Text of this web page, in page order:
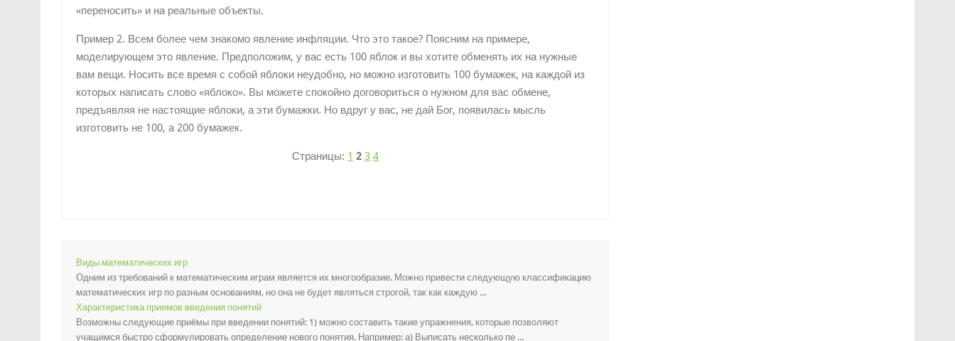
«переносить» и на реальные объекты.
Пример 2. Всем более чем знакомо явление инфляции. Что это такое? Поясним на примере,
моделирующем это явление. Предположим, у вас есть 100 яблок и вы хотите обменять их на нужные
вам вещи. Носить все время с собой яблоки неудобно, но можно изготовить 100 бумажек, на каждой из
которых написать слово «яблоко». Вы можете спокойно договориться о нужном для вас обмене,
предъявляя не настоящие яблоки, а эти бумажки. Но вдруг у вас, не дай Бог, появилась мысль
изготовить не 100, а 200 бумажек.
Страницы: 1 2 3 4
Виды математических игр
Одним из требований к математическим играм является их многообразие. Можно привести следующую классификацию
математических игр по разным основаниям, но она не будет являться строгой, так как каждую ...
Характеристика приемов введения понятий
Возможны следующие приёмы при введении понятий: 1) можно составить такие упражнения, которые позволяют
учащимся быстро сформулировать определение нового понятия. Например: а) Выписать несколько пе ...